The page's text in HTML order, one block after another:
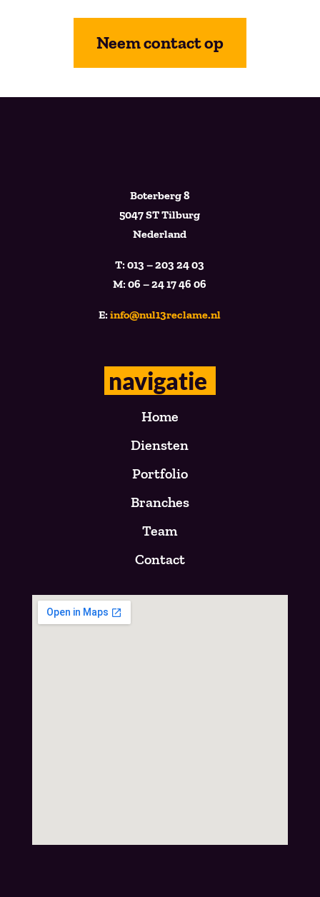
Neem contact op
Boterberg 8
5047 ST Tilburg
Nederland
T: 013 – 203 24 03
M: 06 – 24 17 46 06
E: info@nul13reclame.nl
navigatie
Home
Diensten
Portfolio
Branches
Team
Contact